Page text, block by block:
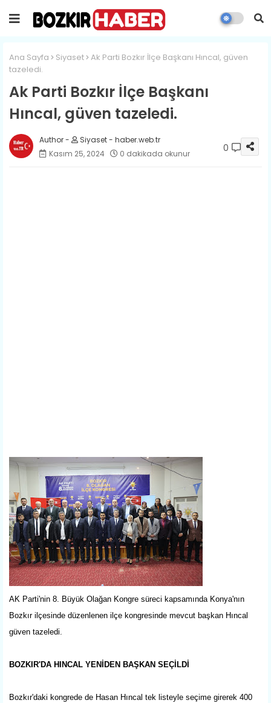
Ana Sayfa Siyaset Ak Parti Bozkır İlçe Başkanı Hıncal, güven
tazeledi.
Ak Parti Bozkır İlçe Başkanı
Hıncal, güven tazeledi.
Siyaset - haber.web.tr
Kasım 25, 2024
0 dakikada okunur 0
AK Parti'nin 8. Büyük Olağan Kongre süreci kapsamında Konya'nın
Bozkır ilçesinde düzenlenen ilçe kongresinde mevcut başkan Hıncal
güven tazeledi.
BOZKIR'DA HINCAL YENİDEN BAŞKAN SEÇİLDİ
Bozkır'daki kongrede de Hasan Hıncal tek listeyle seçime girerek 400